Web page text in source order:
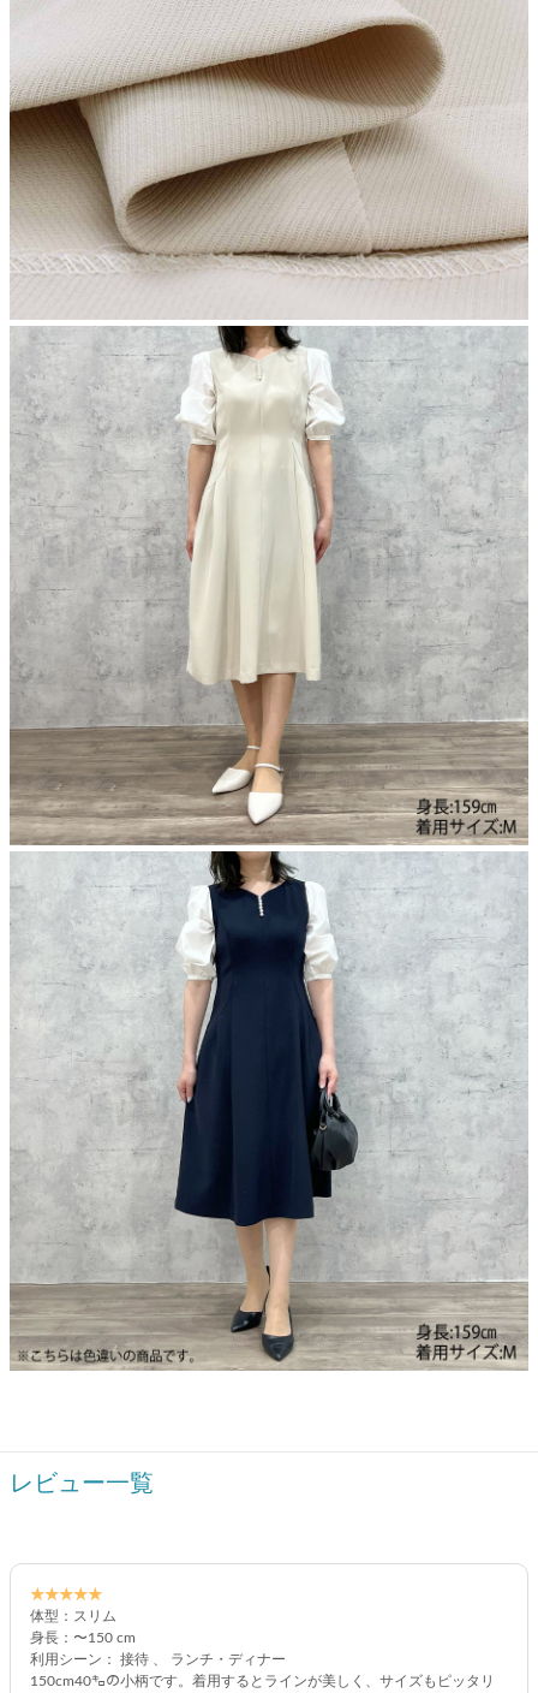
レビュー一覧
★★★★★
体型：スリム
身長：〜150 cm
利用シーン： 接待 、 ランチ・ディナー
150cm40㌔の小柄です。着用するとラインが美しく、サイズもピッタリ